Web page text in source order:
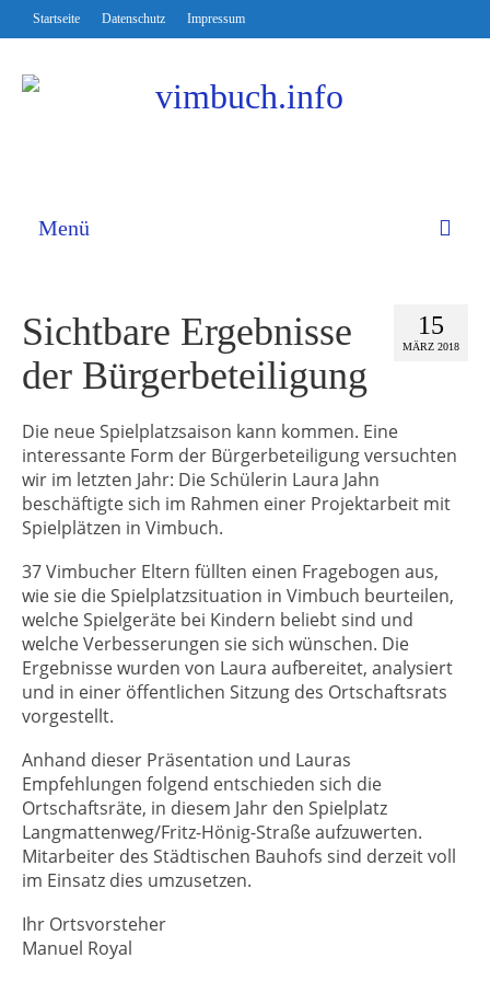
Startseite Datenschutz Impressum
Menü
15
MÄRZ 2018
Sichtbare Ergebnisse
der Bürgerbeteiligung
Die neue Spielplatzsaison kann kommen. Eine
interessante Form der Bürgerbeteiligung versuchten
wir im letzten Jahr: Die Schülerin Laura Jahn
beschäftigte sich im Rahmen einer Projektarbeit mit
Spielplätzen in Vimbuch.
37 Vimbucher Eltern füllten einen Fragebogen aus,
wie sie die Spielplatzsituation in Vimbuch beurteilen,
welche Spielgeräte bei Kindern beliebt sind und
welche Verbesserungen sie sich wünschen. Die
Ergebnisse wurden von Laura aufbereitet, analysiert
und in einer öffentlichen Sitzung des Ortschaftsrats
vorgestellt.
Anhand dieser Präsentation und Lauras
Empfehlungen folgend entschieden sich die
Ortschaftsräte, in diesem Jahr den Spielplatz
Langmattenweg/Fritz-Hönig-Straße aufzuwerten.
Mitarbeiter des Städtischen Bauhofs sind derzeit voll
im Einsatz dies umzusetzen.
Ihr Ortsvorsteher
Manuel Royal